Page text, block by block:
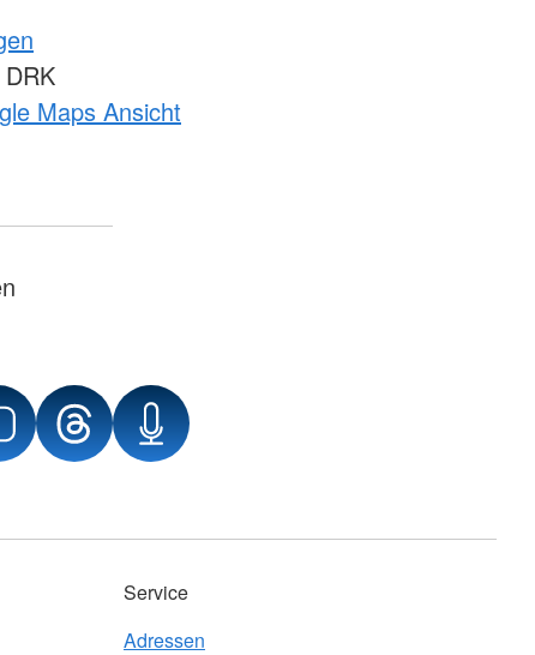
Maps Ansicht
Service
Adressen